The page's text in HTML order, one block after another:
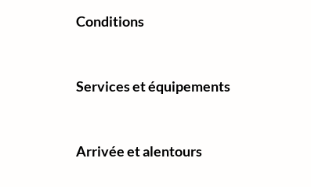
Conditions
Services et équipements
Arrivée et alentours